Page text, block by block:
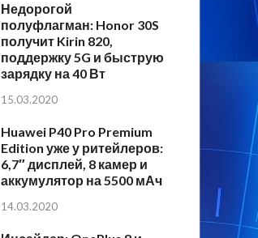
Недорогой
полуфлагман: Honor 30S
получит Kirin 820,
поддержку 5G и быструю
зарядку на 40 Вт
15.03.2020
Huawei P40 Pro Premium
Edition уже у ритейлеров:
6,7″ дисплей, 8 камер и
аккумулятор на 5500 мАч
14.03.2020